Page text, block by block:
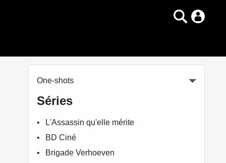
One-shots
Séries
L'Assassin qu'elle mérite
BD Ciné
Brigade Verhoeven